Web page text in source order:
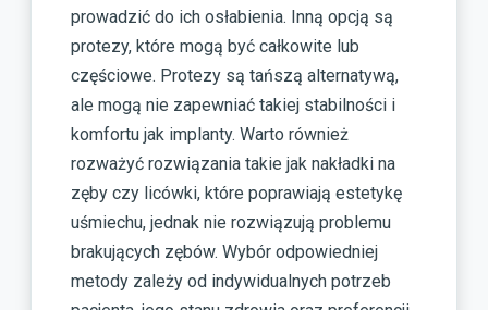
prowadzić do ich osłabienia. Inną opcją są
protezy, które mogą być całkowite lub
częściowe. Protezy są tańszą alternatywą,
ale mogą nie zapewniać takiej stabilności i
komfortu jak implanty. Warto również
rozważyć rozwiązania takie jak nakładki na
zęby czy licówki, które poprawiają estetykę
uśmiechu, jednak nie rozwiązują problemu
brakujących zębów. Wybór odpowiedniej
metody zależy od indywidualnych potrzeb